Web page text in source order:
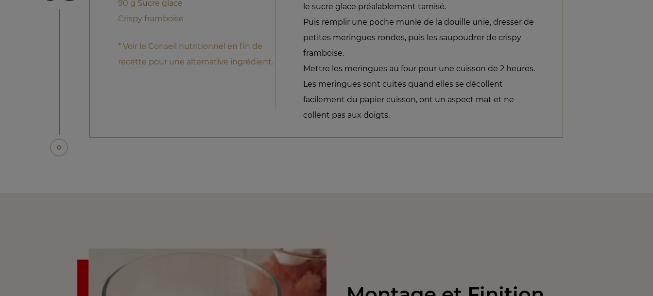
90 g Sucre glace
Crispy framboise
* Voir le Conseil nutritionnel en fin de
recette pour une alternative ingrédient.
le sucre glace préalablement tamisé.
Puis remplir une poche munie de la douille unie, dresser de
petites meringues rondes, puis les saupoudrer de crispy
framboise.
Mettre les meringues au four pour une cuisson de 2 heures.
Les meringues sont cuites quand elles se décollent
facilement du papier cuisson, ont un aspect mat et ne
collent pas aux doigts.